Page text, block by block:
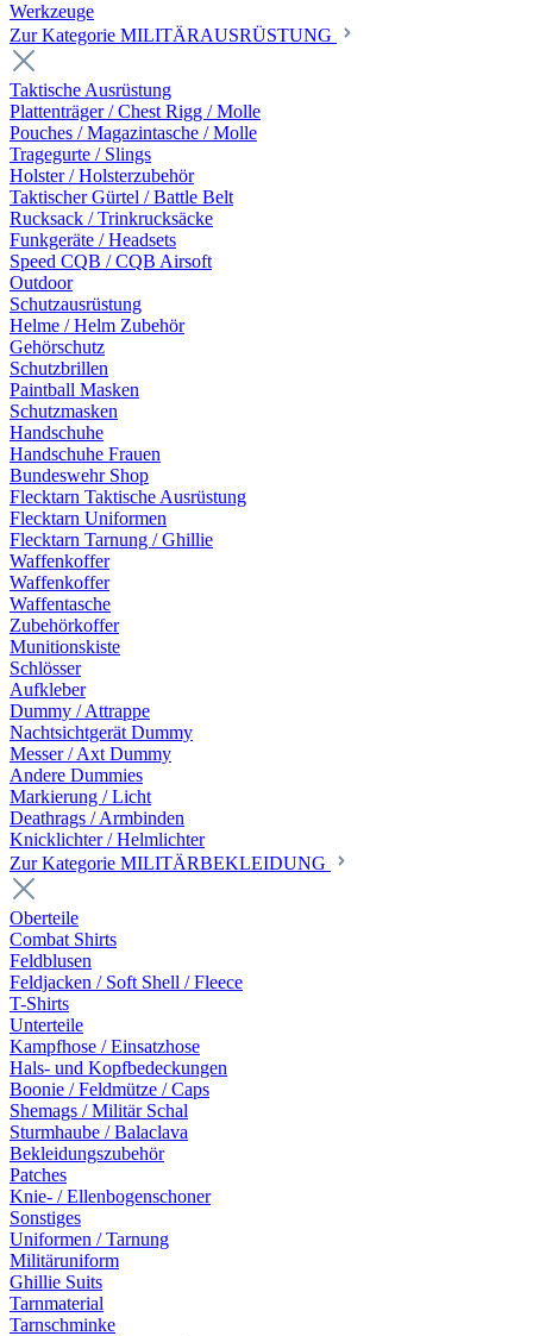
Werkzeuge
Zur Kategorie MILITÄRAUSRÜSTUNG
Taktische Ausrüstung
Plattenträger / Chest Rigg / Molle
Pouches / Magazintasche / Molle
Tragegurte / Slings
Holster / Holsterzubehör
Taktischer Gürtel / Battle Belt
Rucksack / Trinkrucksäcke
Funkgeräte / Headsets
Speed CQB / CQB Airsoft
Outdoor
Schutzausrüstung
Helme / Helm Zubehör
Gehörschutz
Schutzbrillen
Paintball Masken
Schutzmasken
Handschuhe
Handschuhe Frauen
Bundeswehr Shop
Flecktarn Taktische Ausrüstung
Flecktarn Uniformen
Flecktarn Tarnung / Ghillie
Waffenkoffer
Waffenkoffer
Waffentasche
Zubehörkoffer
Munitionskiste
Schlösser
Aufkleber
Dummy / Attrappe
Nachtsichtgerät Dummy
Messer / Axt Dummy
Andere Dummies
Markierung / Licht
Deathrags / Armbinden
Knicklichter / Helmlichter
Zur Kategorie MILITÄRBEKLEIDUNG
Oberteile
Combat Shirts
Feldblusen
Feldjacken / Soft Shell / Fleece
T-Shirts
Unterteile
Kampfhose / Einsatzhose
Hals- und Kopfbedeckungen
Boonie / Feldmütze / Caps
Shemags / Militär Schal
Sturmhaube / Balaclava
Bekleidungszubehör
Patches
Knie- / Ellenbogenschoner
Sonstiges
Uniformen / Tarnung
Militäruniform
Ghillie Suits
Tarnmaterial
Tarnschminke